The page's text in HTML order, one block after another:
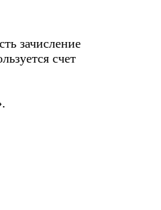
зачисление
счет